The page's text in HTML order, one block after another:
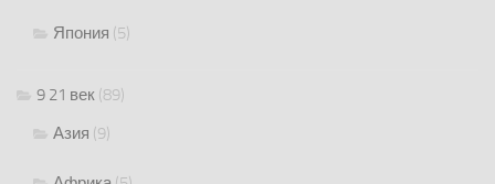
Япония (5)
9 21 век (89)
Азия (9)